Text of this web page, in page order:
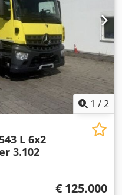
1 /2
L 6x2
3.102
€ 125.000